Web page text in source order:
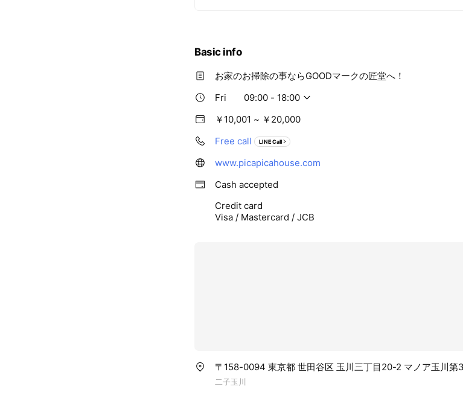
Basic info
お家のお掃除の事ならGOODマークの匠堂へ！
Fri
09:00 - 18:00
￥10,001 ~ ￥20,000
Free call
LINE Call
www.picapicahouse.com
Cash accepted
Credit card
Visa / Mastercard / JCB
〒158-0094 東京都 世田谷区 玉川三丁目20-2 マノア玉川第
二子玉川